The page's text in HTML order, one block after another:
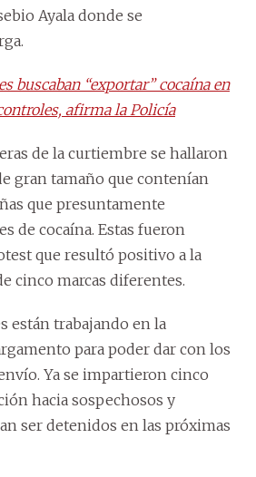
Ayala donde se
buscaban “exportar” cocaína en
afirma la Policía
de la curtiembre se hallaron
gran tamaño que contenían
que presuntamente
de cocaína. Estas fueron
que resultó positivo a la
cinco marcas diferentes.
están trabajando en la
para poder dar con los
Ya se impartieron cinco
hacia sospechosos y
ser detenidos en las próximas